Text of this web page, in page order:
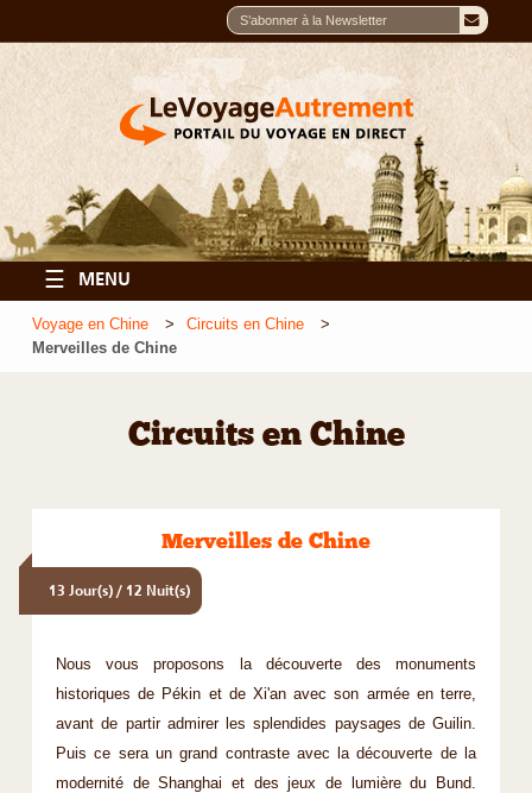
☰ MENU
Voyage en Chine
Circuits en Chine
Merveilles de Chine
Circuits en Chine
Merveilles de Chine
13 Jour(s) / 12 Nuit(s)
Nous vous proposons la découverte des monuments
historiques de Pékin et de Xi'an avec son armée en terre,
avant de partir admirer les splendides paysages de Guilin.
Puis ce sera un grand contraste avec la découverte de la
modernité de Shanghai et des jeux de lumière du Bund.